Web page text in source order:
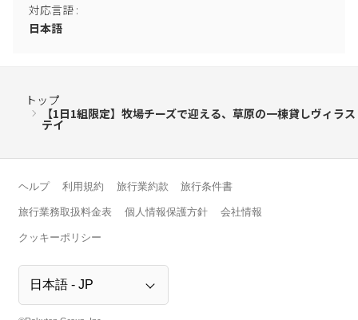
対応言語 :
日本語
トップ
【1日1組限定】牧場チーズで迎える、草原の一棟貸しヴィラス
テイ
ヘルプ 利用規約 旅行業約款 旅行条件書
旅行業務取扱料金表 個人情報保護方針 会社情報
クッキーポリシー